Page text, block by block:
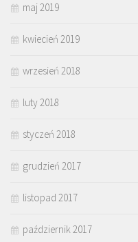
maj 2019
kwiecień 2019
wrzesień 2018
luty 2018
styczeń 2018
grudzień 2017
listopad 2017
październik 2017